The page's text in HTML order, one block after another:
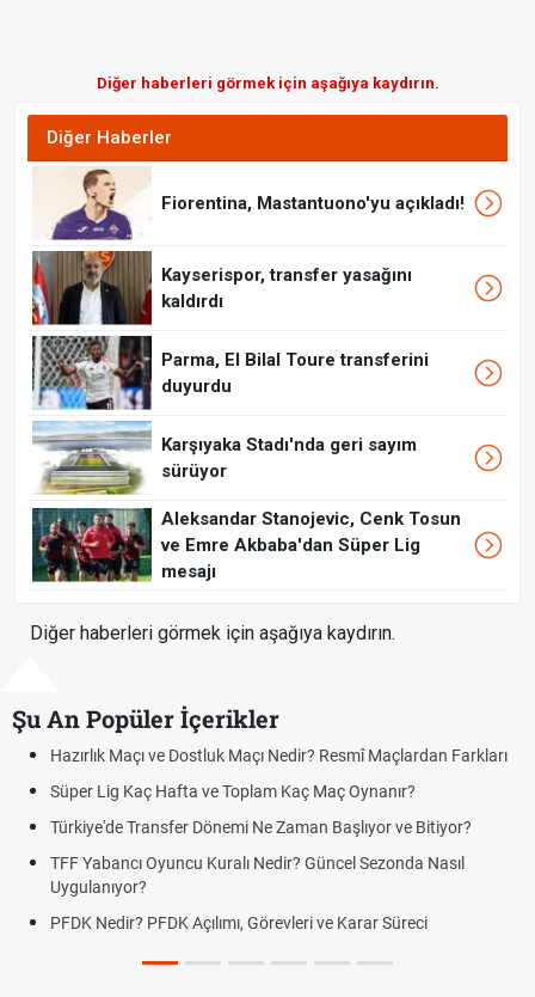
Diğer haberleri görmek için aşağıya kaydırın.
Diğer Haberler
Fiorentina, Mastantuono'yu açıkladı!
Kayserispor, transfer yasağını
kaldırdı
Parma, El Bilal Toure transferini
duyurdu
Karşıyaka Stadı'nda geri sayım
sürüyor
Aleksandar Stanojevic, Cenk Tosun
ve Emre Akbaba'dan Süper Lig
mesajı
Diğer haberleri görmek için aşağıya kaydırın.
Şu An Popüler İçerikler
ve Dostluk Maçı Nedir? Resmî Maçlardan Farkları
Hafta ve Toplam Kaç Maç Oynanır?
Dönemi Ne Zaman Başlıyor ve Bitiyor?
Oyuncu Kuralı Nedir? Güncel Sezonda Nasıl
PFDK Açılımı, Görevleri ve Karar Süreci
Puan
Futbol Nasıl
Deplasman
DGS